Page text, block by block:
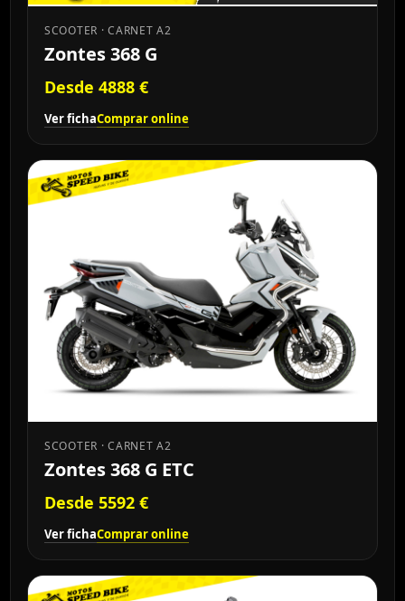
SCOOTER · CARNET A2
Zontes 368 G
Desde 4888 €
Ver fichaComprar online
SCOOTER · CARNET A2
Zontes 368 G ETC
Desde 5592 €
Ver fichaComprar online